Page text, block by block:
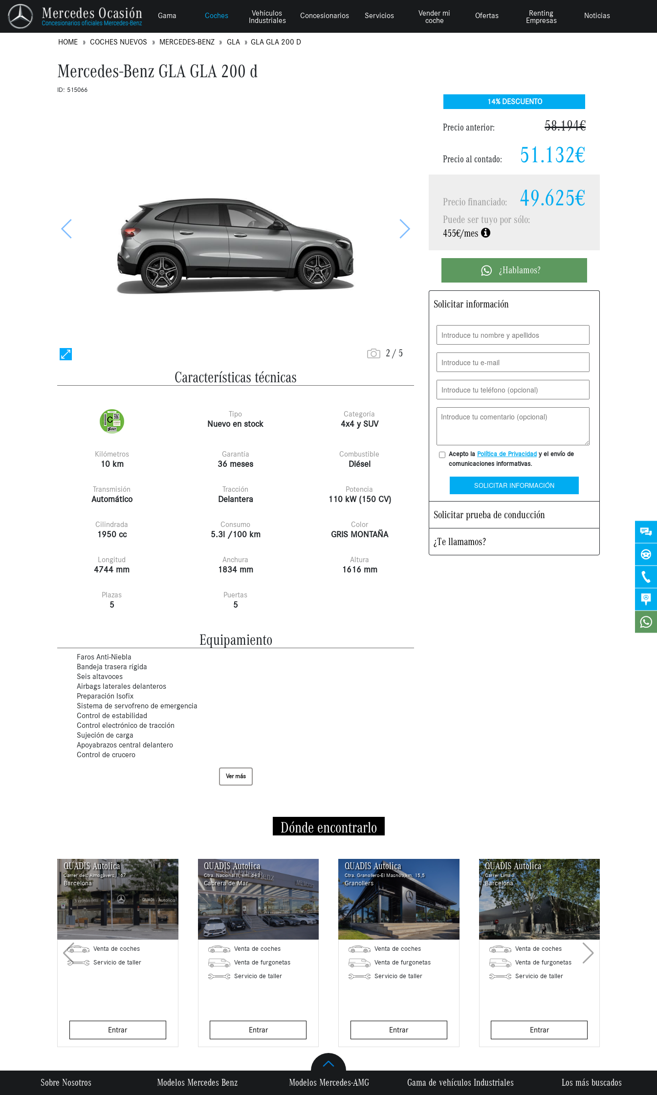
Gama Coches Vehículos
Industriales
Concesionarios Servicios Vender mi
coche
Ofertas Renting
Empresas
Noticias
HOME COCHES NUEVOS MERCEDES-BENZ GLA GLA GLA 200 D
Mercedes-Benz GLA GLA 200 d
ID: 515066
2 / 5
Anterior Siguiente
Características técnicas
Tipo
Nuevo en stock
Categoría
4x4 y SUV
Kilómetros
10 km
Garantía
36 meses
Combustible
Diésel
Transmisión
Automático
Tracción
Delantera
Potencia
110 kW (150 CV)
Cilindrada
1950 cc
Consumo
5.3l /100 km
Color
GRIS MONTAÑA
Longitud
4744 mm
Anchura
1834 mm
Altura
1616 mm
Plazas
5
Puertas
5
Equipamiento
Faros Anti-Niebla
Bandeja trasera rígida
Seis altavoces
Airbags laterales delanteros
Preparación Isofix
Sistema de servofreno de emergencia
Control de estabilidad
Control electrónico de tracción
Sujeción de carga
Apoyabrazos central delantero
Control de crucero
Ver más
14% DESCUENTO
Precio anterior: 58.194€
Precio al contado: 51.132€
Precio financiado: 49.625€
Puede ser tuyo por sólo:
455€/mes
¿Hablamos?
Solicitar información
Acepto la Política de Privacidad y el envío de
comunicaciones informativas.
SOLICITAR INFORMACIÓN
Solicitar prueba de conducción
¿Te llamamos?
Dónde encontrarlo
QUADIS Autolica
Carrer dels Almogàvers, 167
Barcelona
Venta de coches
Servicio de taller
Entrar
QUADIS Autolica
Ctra. Nacional II, km. 643
Cabrera de Mar
Venta de coches
Venta de furgonetas
Servicio de taller
Entrar
QUADIS Autolica
Ctra. Granollers-El Masnou,km. 15,5
Granollers
Venta de coches
Venta de furgonetas
Servicio de taller
Entrar
QUADIS Autolica
Carrer Lima 3
Barcelona
Venta de coches
Venta de furgonetas
Servicio de taller
Entrar
Sobre Nosotros Modelos Mercedes Benz Modelos Mercedes-AMG Gama de vehículos Industriales Los más buscados